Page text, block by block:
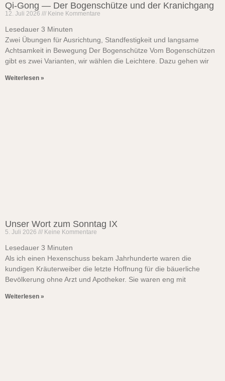
Qi-Gong — Der Bogenschütze und der Kranichgang
12. Juli 2026 Keine Kommentare
Lesedauer 3 Minuten
Zwei Übungen für Ausrichtung, Standfestigkeit und langsame
Achtsamkeit in Bewegung Der Bogenschütze Vom Bogenschützen
gibt es zwei Varianten, wir wählen die Leichtere. Dazu gehen wir
Weiterlesen »
Unser Wort zum Sonntag IX
5. Juli 2026 Keine Kommentare
Lesedauer 3 Minuten
Als ich einen Hexenschuss bekam Jahrhunderte waren die
kundigen Kräuterweiber die letzte Hoffnung für die bäuerliche
Bevölkerung ohne Arzt und Apotheker. Sie waren eng mit
Weiterlesen »